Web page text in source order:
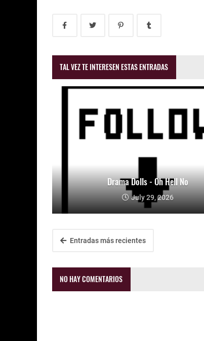
TAL VEZ TE INTERESEN ESTAS ENTRADAS
Drama Dolls - Oh Hell No
July 29, 2026
Entradas más recientes
NO HAY COMENTARIOS